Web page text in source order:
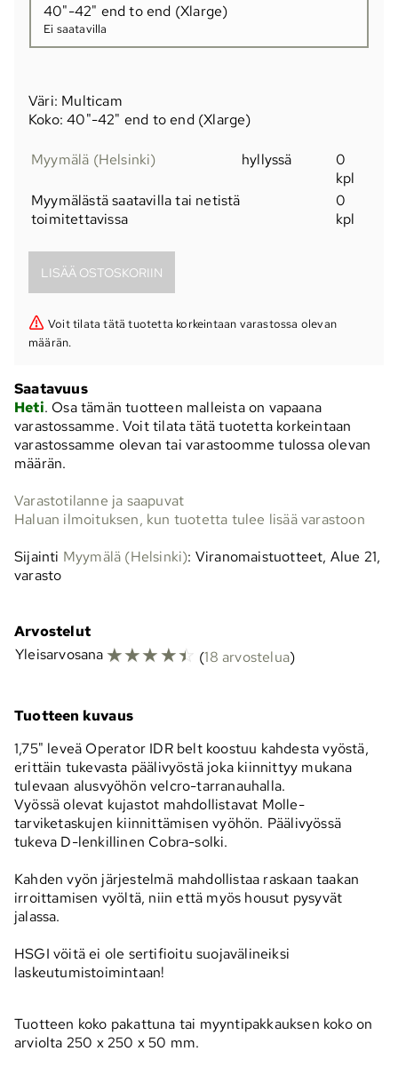
40"-42" end to end (Xlarge)
Ei saatavilla
Väri: Multicam
Koko: 40"-42" end to end (Xlarge)
Myymälä (Helsinki) hyllyssä
0
kpl
Myymälästä saatavilla tai netistä
toimitettavissa
0
kpl
Voit tilata tätä tuotetta korkeintaan varastossa olevan
määrän.
Saatavuus
Heti. Osa tämän tuotteen malleista on vapaana
varastossamme. Voit tilata tätä tuotetta korkeintaan
varastossamme olevan tai varastoomme tulossa olevan
määrän.
Varastotilanne ja saapuvat
Haluan ilmoituksen, kun tuotetta tulee lisää varastoon
Sijainti Myymälä (Helsinki): Viranomaistuotteet, Alue 21,
varasto
Arvostelut
Yleisarvosana ☆☆☆☆☆ (18 arvostelua)
Tuotteen kuvaus
1,75" leveä Operator IDR belt koostuu kahdesta vyöstä,
erittäin tukevasta päälivyöstä joka kiinnittyy mukana
tulevaan alusvyöhön velcro-tarranauhalla.
Vyössä olevat kujastot mahdollistavat Molle-
tarviketaskujen kiinnittämisen vyöhön. Päälivyössä
tukeva D-lenkillinen Cobra-solki.
Kahden vyön järjestelmä mahdollistaa raskaan taakan
irroittamisen vyöltä, niin että myös housut pysyvät
jalassa.
HSGI vöitä ei ole sertifioitu suojavälineiksi
laskeutumistoimintaan!
Tuotteen koko pakattuna tai myyntipakkauksen koko on
arviolta 250 x 250 x 50 mm.